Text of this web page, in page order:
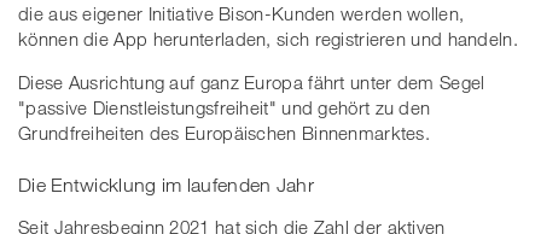
die aus eigener Initiative Bison-Kunden werden wollen,
können die App herunterladen, sich registrieren und handeln.
Diese Ausrichtung auf ganz Europa fährt unter dem Segel
"passive Dienstleistungsfreiheit" und gehört zu den
Grundfreiheiten des Europäischen Binnenmarktes.
Die Entwicklung im laufenden Jahr
Seit Jahresbeginn 2021 hat sich die Zahl der aktiven